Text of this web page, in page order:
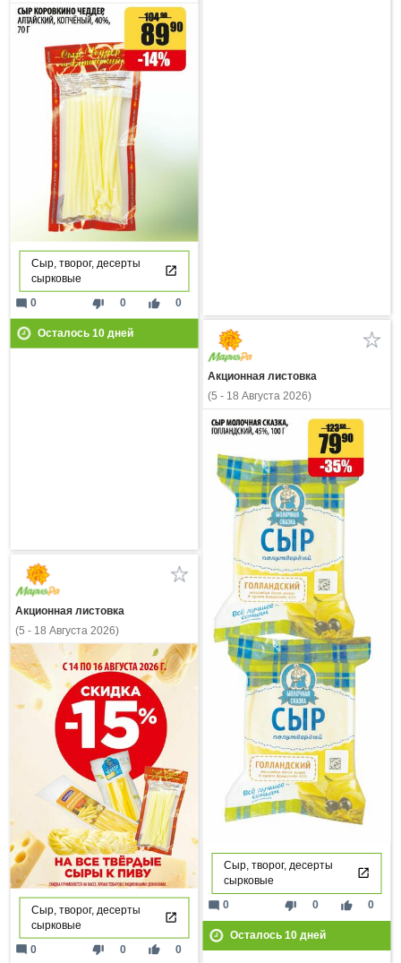
Сыр, творог, десерты
сырковые
thumb_down 0 thumb_up 0
mode_comment 0
Осталось 10дней
Акционная листовка
(5 - 18 Августа 2026)
Сыр, творог, десерты
сырковые
thumb_down 0 thumb_up 0
mode_comment 0
Осталось 10дней
Акционная листовка
(5 - 18 Августа 2026)
Сыр, творог, десерты
сырковые
thumb_down 0 thumb_up 0
mode_comment 0